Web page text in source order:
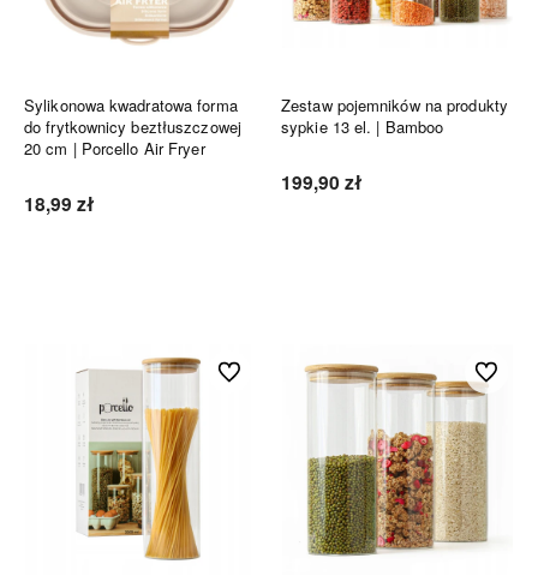
Sylikonowa kwadratowa forma
do frytkownicy beztłuszczowej
20 cm | Porcello Air Fryer
18,99 zł
Zestaw pojemników na produkty
sypkie 13 el. | Bamboo
199,90 zł
Do ulubionych Do